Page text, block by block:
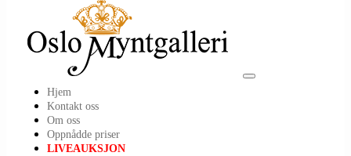
Toggle
Hjem
Kontakt oss
Om oss
Oppnådde priser
LIVEAUKSJON